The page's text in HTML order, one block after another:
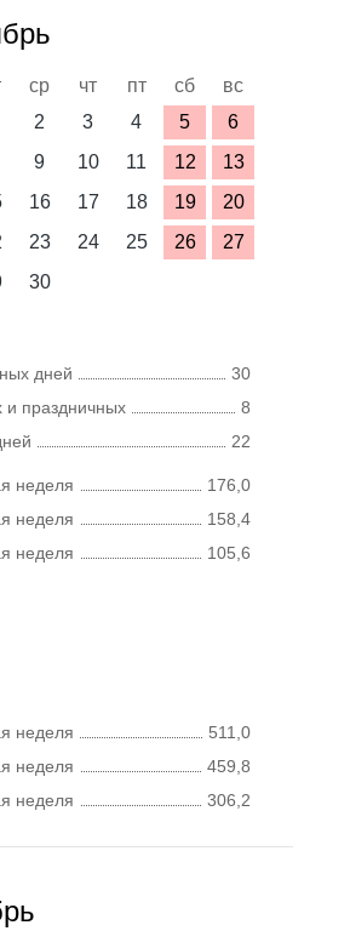
ср чт пт сб
вс
2 3 4 5
6
9 10 11 12
13
16 17 18 19
20
23 24 25 26
27
30
дней
30
и праздничных
8
22
неделя
176,0
неделя
158,4
неделя
105,6
неделя
511,0
неделя
459,8
неделя
306,2